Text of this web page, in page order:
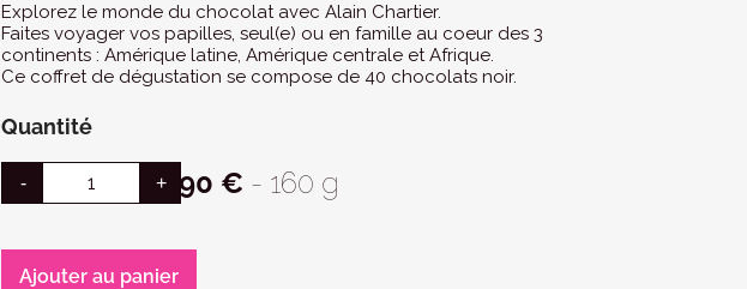
Explorez le monde du chocolat avec Alain Chartier.
Faites voyager vos papilles, seul(e) ou en famille au coeur des 3
continents : Amérique latine, Amérique centrale et Afrique.
Ce coffret de dégustation se compose de 40 chocolats noir.
Quantité
18,90 € - 160 g
Ajouter au panier